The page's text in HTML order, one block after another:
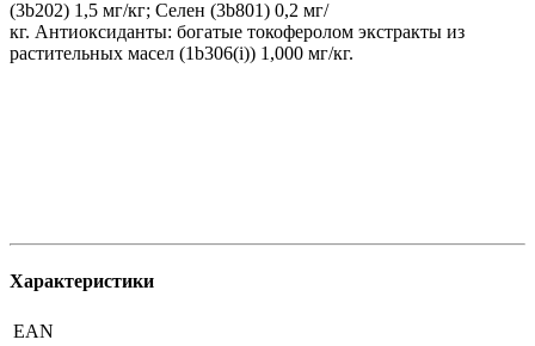
(3b202) 1,5 мг/кг; Селен (3b801) 0,2 мг/
кг. Антиоксиданты: богатые токоферолом экстракты из
растительных масел (1b306(i)) 1,000 мг/кг.
Характеристики
EAN